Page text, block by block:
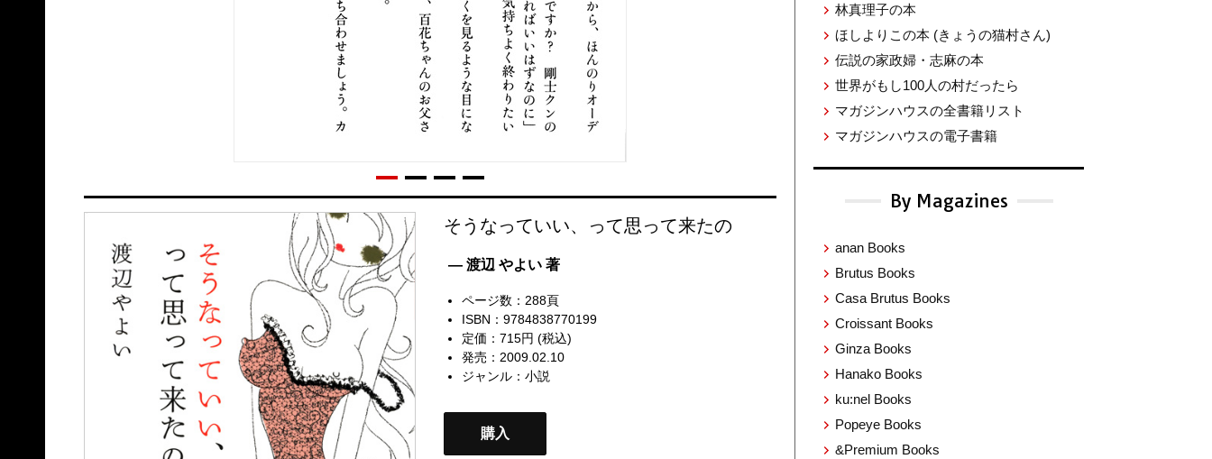
そうなっていい、って思って来たの
— 渡辺 やよい 著
ページ数：288頁
ISBN：9784838770199
定価：715円 (税込)
発売：2009.02.10
ジャンル： 小説
購入
林真理子の本
ほしよりこの本 (きょうの猫村さん)
伝説の家政婦・志麻の本
世界がもし100人の村だったら
マガジンハウスの全書籍リスト
マガジンハウスの電子書籍
By Magazines
anan Books
Brutus Books
Casa Brutus Books
Croissant Books
Ginza Books
Hanako Books
ku:nel Books
Popeye Books
&Premium Books